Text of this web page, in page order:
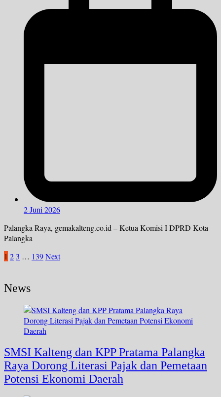
2 Juni 2026
Palangka Raya, gemakalteng.co.id – Ketua Komisi I DPRD Kota
Palangka
Paginasi
1 2 3 … 139Next
News
SMSI Kalteng dan KPP Pratama Palangka
Raya Dorong Literasi Pajak dan Pemetaan
Potensi Ekonomi Daerah